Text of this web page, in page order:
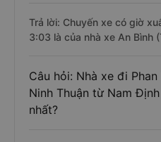
Trả lời: Chuyến xe có giờ
3:03 là của nhà xe An Bình
Câu hỏi: Nhà xe đi
Ninh Thuận từ Nam
nhất?